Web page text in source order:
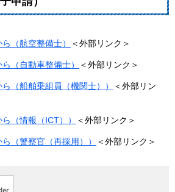
（航空整備士） ＜外部リンク＞
（自動車整備士） ＜外部リンク＞
（船舶乗組員（機関士））
＜外部リン
（情報（ICT）） ＜外部リンク＞
（警察官（再採用）） ＜外部リンク＞